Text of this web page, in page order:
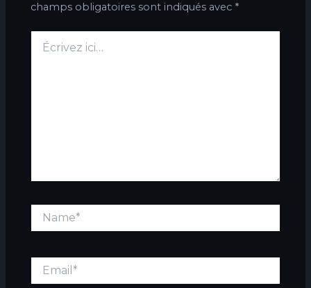
champs obligatoires sont indiqués avec *
ici…
Name*